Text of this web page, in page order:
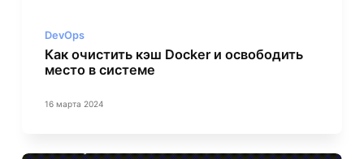
DevOps
Как очистить кэш Docker и освободить
место в системе
16 марта 2024